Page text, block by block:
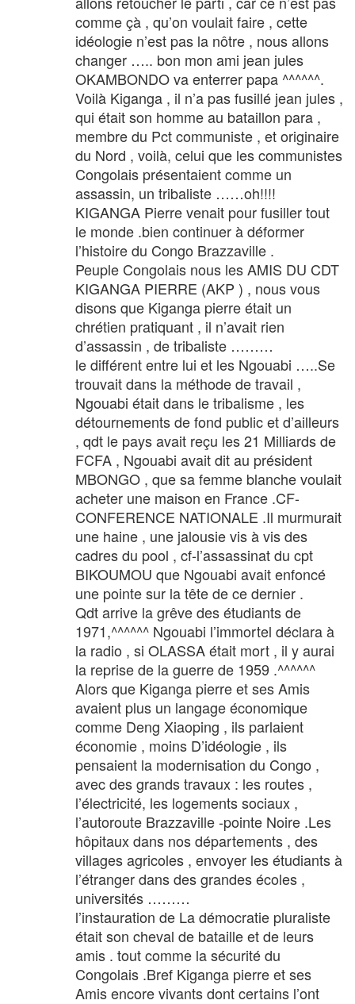
comme çà , qu’on voulait faire , cette
idéologie n’est pas la nôtre , nous allons
changer ….. bon mon ami jean jules
OKAMBONDO va enterrer papa ^^^^^^.
Voilà Kiganga , il n’a pas fusillé jean jules ,
qui était son homme au bataillon para ,
membre du Pct communiste , et originaire
du Nord , voilà, celui que les communistes
Congolais présentaient comme un
assassin, un tribaliste ……oh!!!!
KIGANGA Pierre venait pour fusiller tout
le monde .bien continuer à déformer
l’histoire du Congo Brazzaville .
Peuple Congolais nous les AMIS DU CDT
KIGANGA PIERRE (AKP ) , nous vous
disons que Kiganga pierre était un
chrétien pratiquant , il n’avait rien
d’assassin , de tribaliste ………
le différent entre lui et les Ngouabi …..Se
trouvait dans la méthode de travail ,
Ngouabi était dans le tribalisme , les
détournements de fond public et d’ailleurs
, qdt le pays avait reçu les 21 Milliards de
FCFA , Ngouabi avait dit au président
MBONGO , que sa femme blanche voulait
acheter une maison en France .CF-
CONFERENCE NATIONALE .Il murmurait
une haine , une jalousie vis à vis des
cadres du pool , cf-l’assassinat du cpt
BIKOUMOU que Ngouabi avait enfoncé
une pointe sur la tête de ce dernier .
Qdt arrive la grêve des étudiants de
1971,^^^^^^ Ngouabi l’immortel déclara à
la radio , si OLASSA était mort , il y aurai
la reprise de la guerre de 1959 .^^^^^^
Alors que Kiganga pierre et ses Amis
avaient plus un langage économique
comme Deng Xiaoping , ils parlaient
économie , moins D’idéologie , ils
pensaient la modernisation du Congo ,
avec des grands travaux : les routes ,
l’électricité, les logements sociaux ,
l’autoroute Brazzaville -pointe Noire .Les
hôpitaux dans nos départements , des
villages agricoles , envoyer les étudiants à
l’étranger dans des grandes écoles ,
universités ………
l’instauration de La démocratie pluraliste
était son cheval de bataille et de leurs
amis . tout comme la sécurité du
Congolais .Bref Kiganga pierre et ses
Amis encore vivants dont certains l’ont